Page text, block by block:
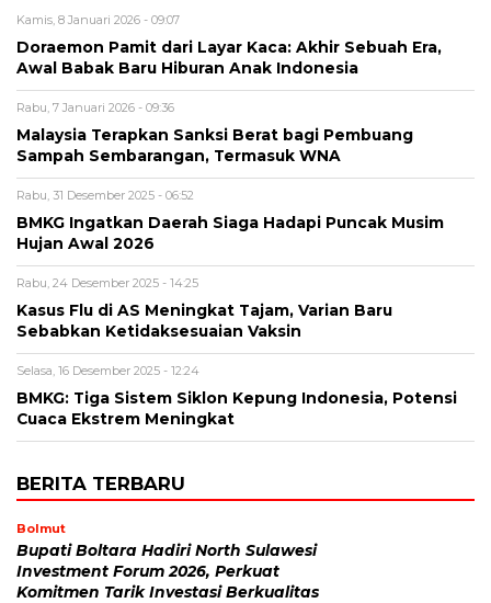
Kamis, 8 Januari 2026 - 09:07
Doraemon Pamit dari Layar Kaca: Akhir Sebuah Era,
Awal Babak Baru Hiburan Anak Indonesia
Rabu, 7 Januari 2026 - 09:36
Malaysia Terapkan Sanksi Berat bagi Pembuang
Sampah Sembarangan, Termasuk WNA
Rabu, 31 Desember 2025 - 06:52
BMKG Ingatkan Daerah Siaga Hadapi Puncak Musim
Hujan Awal 2026
Rabu, 24 Desember 2025 - 14:25
Kasus Flu di AS Meningkat Tajam, Varian Baru
Sebabkan Ketidaksesuaian Vaksin
Selasa, 16 Desember 2025 - 12:24
BMKG: Tiga Sistem Siklon Kepung Indonesia, Potensi
Cuaca Ekstrem Meningkat
BERITA TERBARU
Bolmut
Bupati Boltara Hadiri North Sulawesi
Investment Forum 2026, Perkuat
Komitmen Tarik Investasi Berkualitas